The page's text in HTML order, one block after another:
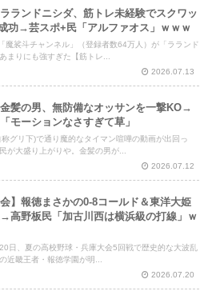
互RSS
ラランドニシダ、筋トレ未経験でスクワッ
功→芸スポ+民「アルファオス」ｗｗｗ
魔裟斗チャンネル」（登録者数64万人）が「ラランド
まりにも強すぎた【筋トレ...
2026.07.13
金髪の男、無防備なオッサンを一撃KO→
モーションなさすぎて草」
称グリ下)で通り魔的なタイマン喧嘩の動画が出回っ
が大盛り上がりや。金髪の男が...
2026.07.12
会】報徳まさかの0-8コールド＆東洋大姫
高野板民「加古川西は横浜級の打線」ｗ
日、夏の高校野球・兵庫大会5回戦で歴史的な大波乱
近畿王者・報徳学園が明...
2026.07.20